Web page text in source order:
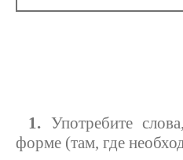
1. Употребите
форме (там, где